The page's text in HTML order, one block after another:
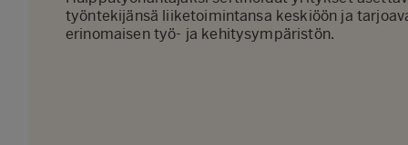
työntekijänsä liiketoimintansa keskiöön ja
erinomaisen työ- ja kehitysympäristön.